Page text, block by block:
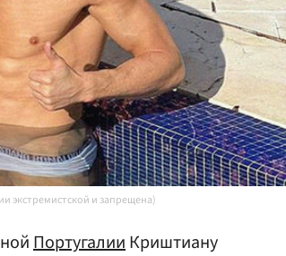
экстремистской и запрещена)
ПортугалииКриштиану